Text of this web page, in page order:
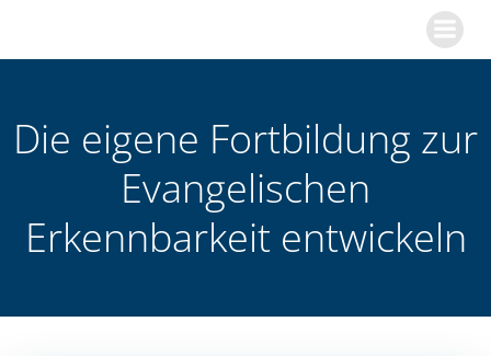
springen
Die eigene Fortbildung zur
Evangelischen
Erkennbarkeit entwickeln